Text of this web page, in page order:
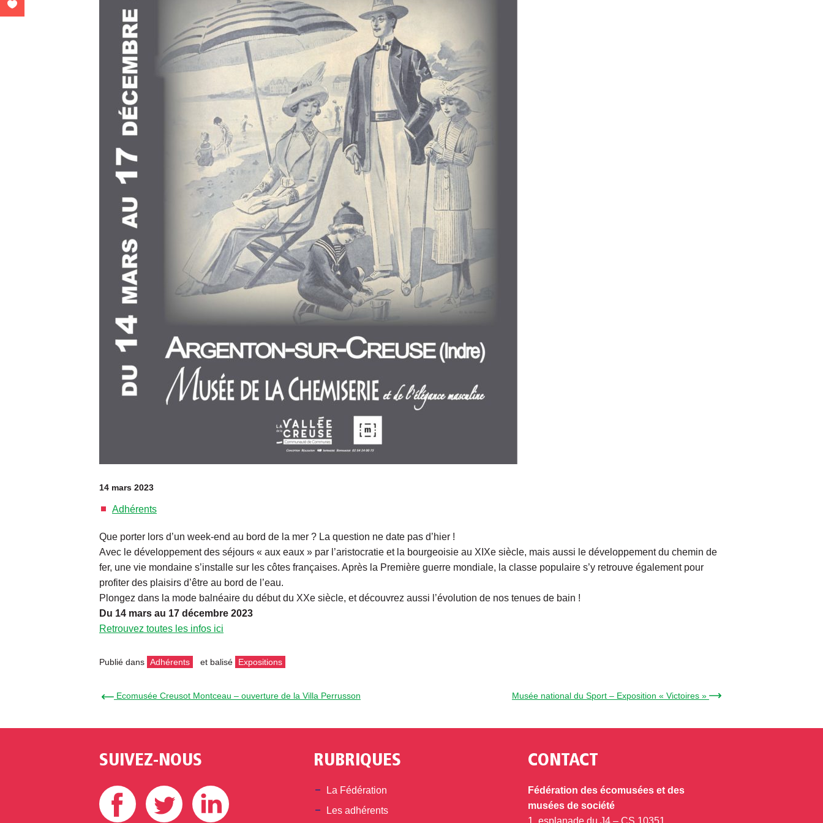
14 mars 2023
Adhérents
Que porter lors d’un week-end au bord de la mer ? La question ne date pas d’hier !
Avec le développement des séjours « aux eaux » par l’aristocratie et la bourgeoisie au XIXe siècle, mais aussi le développement du chemin de
fer, une vie mondaine s’installe sur les côtes françaises. Après la Première guerre mondiale, la classe populaire s’y retrouve également pour
profiter des plaisirs d’être au bord de l’eau.
Plongez dans la mode balnéaire du début du XXe siècle, et découvrez aussi l’évolution de nos tenues de bain !
Du 14 mars au 17 décembre 2023
Retrouvez toutes les infos ici
Publié dans Adhérents et balisé Expositions
← Ecomusée Creusot Montceau – ouverture de la Villa Perrusson Musée national du Sport – Exposition « Victoires » →
SUIVEZ-NOUS
Facebook Twitter
RUBRIQUES
La Fédération
Les adhérents
CONTACT
Fédération des écomusées et des
musées de société
1, esplanade du J4 – CS 10351